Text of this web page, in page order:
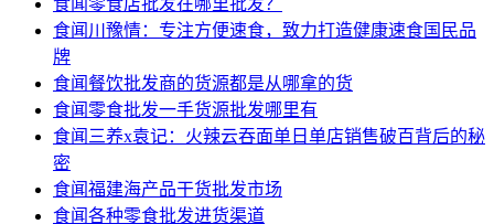
食闻零食店批发在哪里批发？
食闻 川豫情：专注方便速食，致力打造健康速食国民品
牌
食闻餐饮批发商的货源都是从哪拿的货
食闻零食批发一手货源批发哪里有
食闻 三养x袁记：火辣云吞面单日单店销售破百背后的秘
密
食闻福建海产品干货批发市场
食闻各种零食批发进货渠道